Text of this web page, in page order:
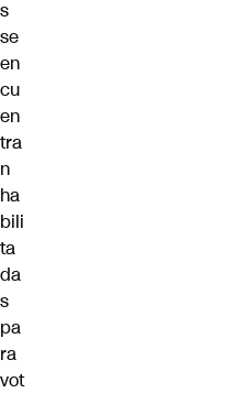
s
se
en
cu
en
tra
n
ha
bili
ta
da
s
pa
ra
vot